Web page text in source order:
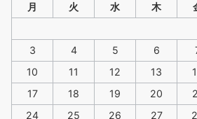
月 火 水 木
3
4 5 6
10
11 12 13
17
18 19 20
24
25 26 27